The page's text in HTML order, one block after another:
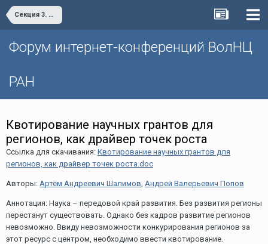
Секция 3. Инфраструктурное обеспечение научно-технологического развития территорий
Форум интернет-конференций ВолНЦ
РАН
Квотирование научных грантов для
регионов, как драйвер точек роста
Ссылка для скачивания: Квотирование научных грантов для
регионов, как драйвер точек роста.doc
Авторы: Артём Андреевич Шалимов, Андрей Валерьевич Попов
Аннотация: Наука – передовой край развития. Без развития регионы
перестанут существовать. Однако без кадров развитие регионов
невозможно. Ввиду невозможности конкурирования регионов за
этот ресурс с центром, необходимо ввести квотирование.